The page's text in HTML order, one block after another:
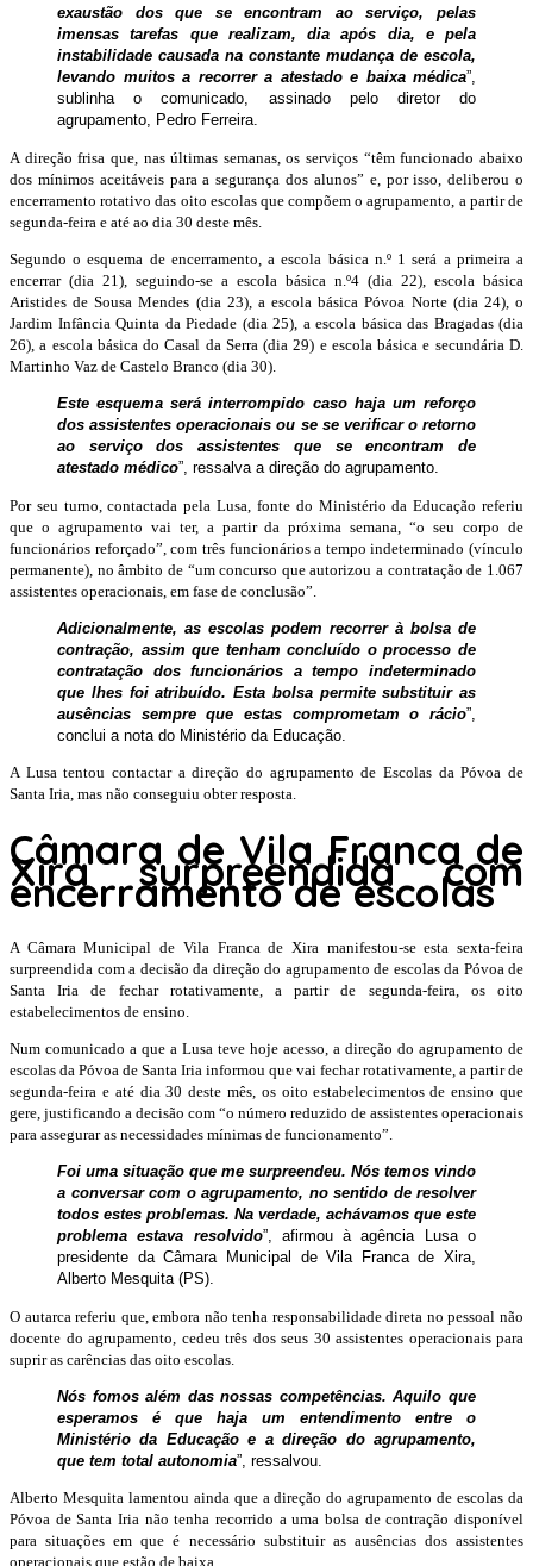
exaustão dos que se encontram ao serviço, pelas
imensas tarefas que realizam, dia após dia, e pela
instabilidade causada na constante mudança de escola,
levando muitos a recorrer a atestado e baixa médica”,
sublinha o comunicado, assinado pelo diretor do
agrupamento, Pedro Ferreira.
A direção frisa que, nas últimas semanas, os serviços “têm funcionado abaixo
dos mínimos aceitáveis para a segurança dos alunos” e, por isso, deliberou o
encerramento rotativo das oito escolas que compõem o agrupamento, a partir de
segunda-feira e até ao dia 30 deste mês.
Segundo o esquema de encerramento, a escola básica n.º 1 será a primeira a
encerrar (dia 21), seguindo-se a escola básica n.º4 (dia 22), escola básica
Aristides de Sousa Mendes (dia 23), a escola básica Póvoa Norte (dia 24), o
Jardim Infância Quinta da Piedade (dia 25), a escola básica das Bragadas (dia
26), a escola básica do Casal da Serra (dia 29) e escola básica e secundária D.
Martinho Vaz de Castelo Branco (dia 30).
Este esquema será interrompido caso haja um reforço
dos assistentes operacionais ou se se verificar o retorno
ao serviço dos assistentes que se encontram de
atestado médico”, ressalva a direção do agrupamento.
Por seu turno, contactada pela Lusa, fonte do Ministério da Educação referiu
que o agrupamento vai ter, a partir da próxima semana, “o seu corpo de
funcionários reforçado”, com três funcionários a tempo indeterminado (vínculo
permanente), no âmbito de “um concurso que autorizou a contratação de 1.067
assistentes operacionais, em fase de conclusão”.
Adicionalmente, as escolas podem recorrer à bolsa de
contração, assim que tenham concluído o processo de
contratação dos funcionários a tempo indeterminado
que lhes foi atribuído. Esta bolsa permite substituir as
ausências sempre que estas comprometam o rácio”,
conclui a nota do Ministério da Educação.
A Lusa tentou contactar a direção do agrupamento de Escolas da Póvoa de
Santa Iria, mas não conseguiu obter resposta.
Câmara de Vila Franca de
Xira surpreendida com
encerramento de escolas
A Câmara Municipal de Vila Franca de Xira manifestou-se esta sexta-feira
surpreendida com a decisão da direção do agrupamento de escolas da Póvoa de
Santa Iria de fechar rotativamente, a partir de segunda-feira, os oito
estabelecimentos de ensino.
Num comunicado a que a Lusa teve hoje acesso, a direção do agrupamento de
escolas da Póvoa de Santa Iria informou que vai fechar rotativamente, a partir de
segunda-feira e até dia 30 deste mês, os oito estabelecimentos de ensino que
gere, justificando a decisão com “o número reduzido de assistentes operacionais
para assegurar as necessidades mínimas de funcionamento”.
Foi uma situação que me surpreendeu. Nós temos vindo
a conversar com o agrupamento, no sentido de resolver
todos estes problemas. Na verdade, achávamos que este
problema estava resolvido”, afirmou à agência Lusa o
presidente da Câmara Municipal de Vila Franca de Xira,
Alberto Mesquita (PS).
O autarca referiu que, embora não tenha responsabilidade direta no pessoal não
docente do agrupamento, cedeu três dos seus 30 assistentes operacionais para
suprir as carências das oito escolas.
Nós fomos além das nossas competências. Aquilo que
esperamos é que haja um entendimento entre o
Ministério da Educação e a direção do agrupamento,
que tem total autonomia”, ressalvou.
Alberto Mesquita lamentou ainda que a direção do agrupamento de escolas da
Póvoa de Santa Iria não tenha recorrido a uma bolsa de contração disponível
para situações em que é necessário substituir as ausências dos assistentes
operacionais que estão de baixa.